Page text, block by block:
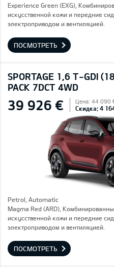
Experience Green (EXG),
искусственной кожи и передние
электроприводом и вентиляцией.
ПОСМОТРЕТЬ
SPORTAGE 1,6 T-GDI
PACK 7DCT 4WD
39 926 € Цена: 44 090
Скидка: 4
Petrol, Automatic
Magma Red (ARD),
искусственной кожи и передние
электроприводом и вентиляцией.
ПОСМОТРЕТЬ